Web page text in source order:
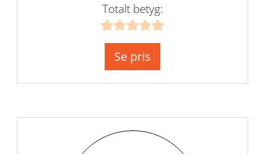
Totalt betyg:
Se pris